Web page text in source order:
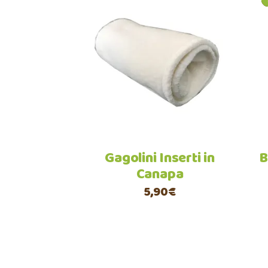
Aggiungi al carrello
Gagolini Inserti in
Canapa
5,90€